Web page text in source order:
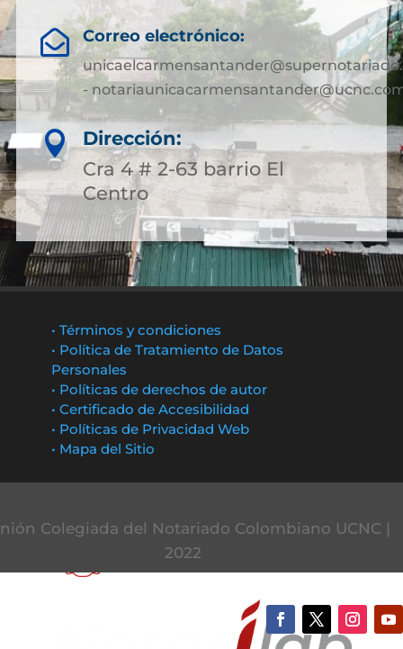
 Correo electrónico:
-

Dirección:
Cra 4 # 2-63 barrio El
Centro
• Términos y condiciones
• Política de Tratamiento de Datos
Personales
• Políticas de derechos de autor
• Certificado de Accesibilidad
• Políticas de Privacidad Web
• Mapa del Sitio
Colegiada del Notariado Colombiano UCNC |
2022